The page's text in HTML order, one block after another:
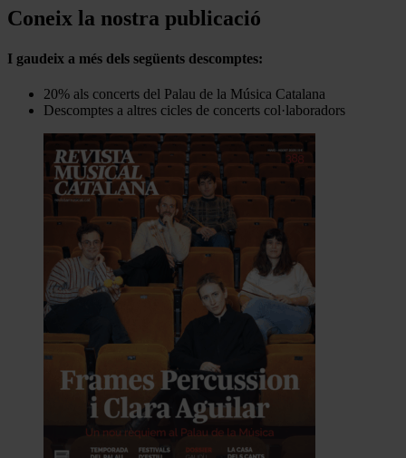
Coneix la nostra publicació
I gaudeix a més dels següents descomptes:
20% als concerts del Palau de la Música Catalana
Descomptes a altres cicles de concerts col·laboradors